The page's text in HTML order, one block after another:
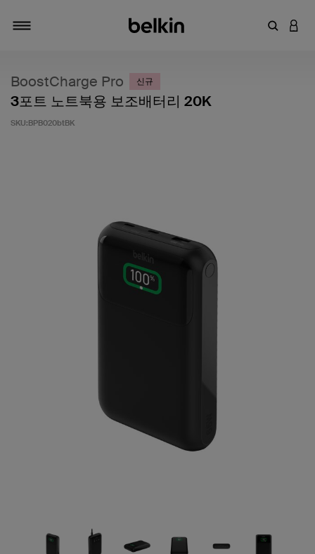
키워드
BoostCharge Pro 신규
3포트 노트북용 보조배터리 20K
SKU:BPB020btBK